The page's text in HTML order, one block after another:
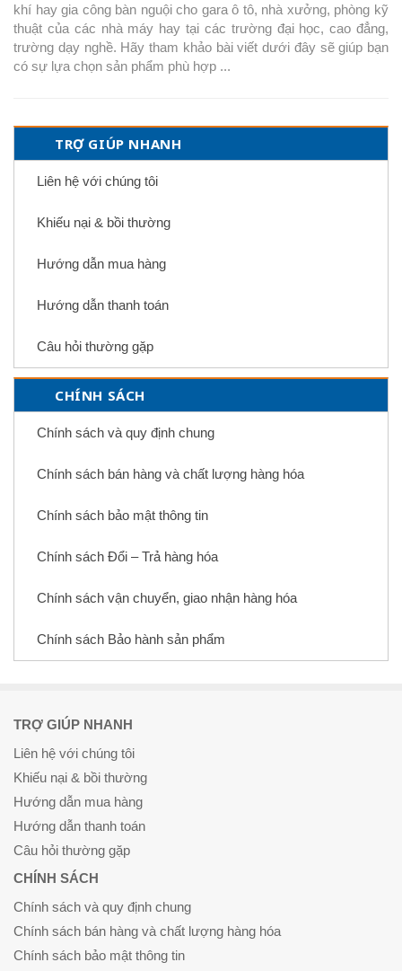
khí hay gia công bàn nguội cho gara ô tô, nhà xưởng, phòng kỹ
thuật của các nhà máy hay tại các trường đại học, cao đẳng,
trường dạy nghề. Hãy tham khảo bài viết dưới đây sẽ giúp bạn
có sự lựa chọn sản phẩm phù hợp ...
TRỢ GIÚP NHANH
Liên hệ với chúng tôi
Khiếu nại & bồi thường
Hướng dẫn mua hàng
Hướng dẫn thanh toán
Câu hỏi thường gặp
CHÍNH SÁCH
Chính sách và quy định chung
Chính sách bán hàng và chất lượng hàng hóa
Chính sách bảo mật thông tin
Chính sách Đổi – Trả hàng hóa
Chính sách vận chuyển, giao nhận hàng hóa
Chính sách Bảo hành sản phẩm
TRỢ GIÚP NHANH
Liên hệ với chúng tôi
Khiếu nại & bồi thường
Hướng dẫn mua hàng
Hướng dẫn thanh toán
Câu hỏi thường gặp
CHÍNH SÁCH
Chính sách và quy định chung
Chính sách bán hàng và chất lượng hàng hóa
Chính sách bảo mật thông tin